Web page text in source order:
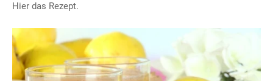
Hier das Rezept.